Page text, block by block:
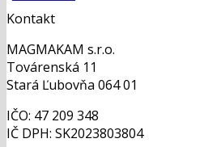
Kontakt
MAGMAKAM s.r.o.
Továrenská 11
Stará Ľubovňa 064 01
IČO: 47 209 348
IČ DPH: SK2023803804